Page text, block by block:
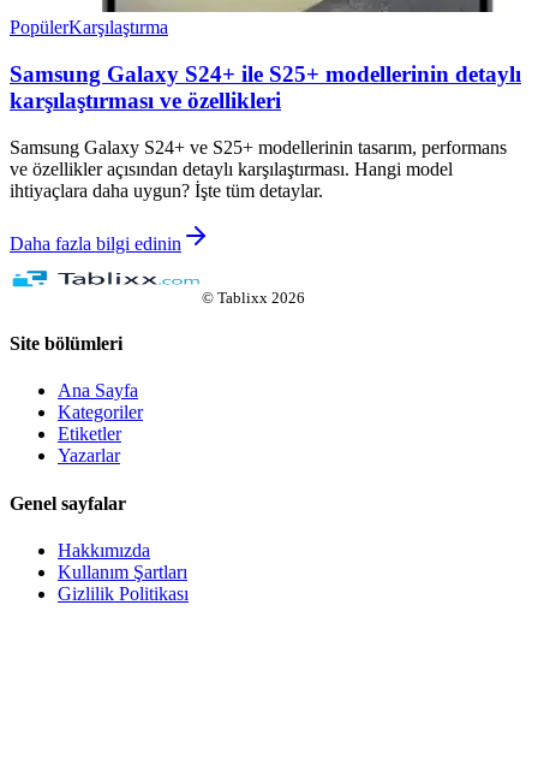
PopülerKarşılaştırma
Samsung Galaxy S24+ ile S25+ modellerinin detaylı
karşılaştırması ve özellikleri
Samsung Galaxy S24+ ve S25+ modellerinin tasarım, performans
ve özellikler açısından detaylı karşılaştırması. Hangi model
ihtiyaçlara daha uygun? İşte tüm detaylar.
Daha fazla bilgi edinin
© Tablixx 2026
Site bölümleri
Ana Sayfa
Kategoriler
Etiketler
Yazarlar
Genel sayfalar
Hakkımızda
Kullanım Şartları
Gizlilik Politikası